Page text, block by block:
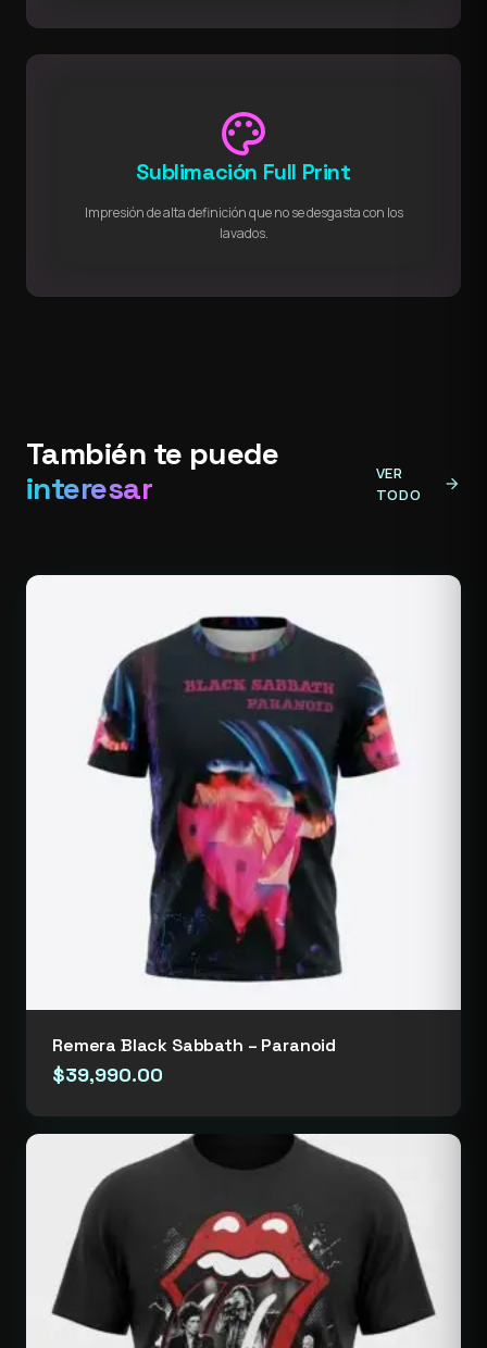
palette
Sublimación Full Print
Impresión de alta definición que no se desgasta con los
lavados.
También te puede
interesar
VER
TODO
arrow_forward
Remera Black Sabbath – Paranoid
$39,990.00